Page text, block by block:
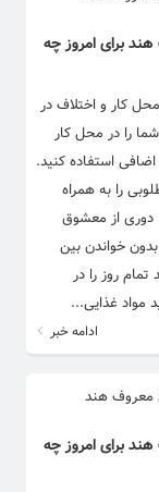
هند برای امروز چه
کار و اختلاف در
را در محل کار
استفاده کنید.
را به همراه
از معشوق
خواندن بین
روز را در
غذایی...
ادامه خبر
هند برای امروز چه